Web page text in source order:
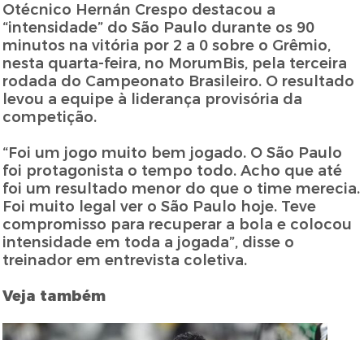
Otécnico Hernán Crespo destacou a
“intensidade” do São Paulo durante os 90
minutos na vitória por 2 a 0 sobre o Grêmio,
nesta quarta-feira, no MorumBis, pela terceira
rodada do Campeonato Brasileiro. O resultado
levou a equipe à liderança provisória da
competição.
“Foi um jogo muito bem jogado. O São Paulo
foi protagonista o tempo todo. Acho que até
foi um resultado menor do que o time merecia.
Foi muito legal ver o São Paulo hoje. Teve
compromisso para recuperar a bola e colocou
intensidade em toda a jogada”, disse o
treinador em entrevista coletiva.
Veja também